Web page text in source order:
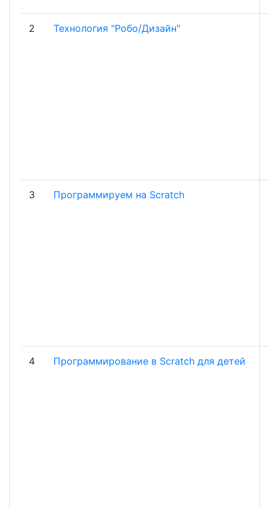
2 Технология "Робо/Дизайн"
3 Программируем на Scratch
4 Программирование в Scratch для детей